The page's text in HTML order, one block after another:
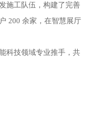
施工队伍，构建了完善
200 余家，在智慧展厅
科技领域专业推手，共